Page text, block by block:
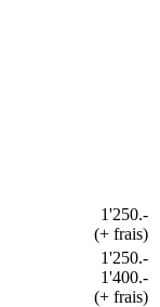
1'250.-
(+ frais)
1'250.-
1'400.-
(+ frais)